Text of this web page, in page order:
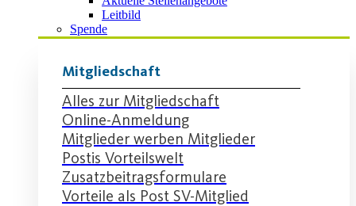
Leitbild
Spende
Mitgliedschaft
Alles zur Mitgliedschaft
Online-Anmeldung
Mitglieder werben Mitglieder
Postis Vorteilswelt
Zusatzbeitragsformulare
Vorteile als Post SV-Mitglied